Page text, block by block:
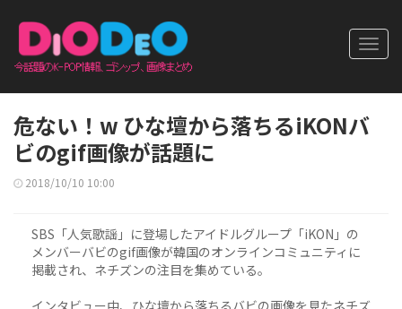
危ない！w ひな壇から落ちるiKONバ
ビのgif画像が話題に
2018/10/10 10:00
SBS「人気歌謡」に登場したアイドルグループ「iKON」の
メンバーバビのgif画像が韓国のオンラインコミュニティに
掲載され、ネチズンの注目を集めている。